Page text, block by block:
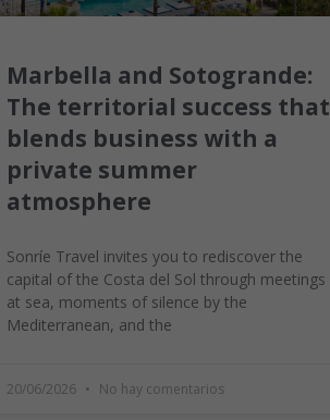
Marbella and Sotogrande:
The territorial success that
blends business with a
private summer
atmosphere
Sonríe Travel invites you to rediscover the
capital of the Costa del Sol through meetings
at sea, moments of silence by the
Mediterranean, and the
20/06/2026 No hay comentarios